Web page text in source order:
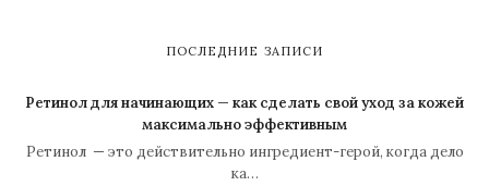
ПОСЛЕДНИЕ ЗАПИСИ
Ретинол для начинающих — как сделать свой уход за кожей
максимально эффективным
Ретинол — это действительно ингредиент-герой, когда дело
ка…